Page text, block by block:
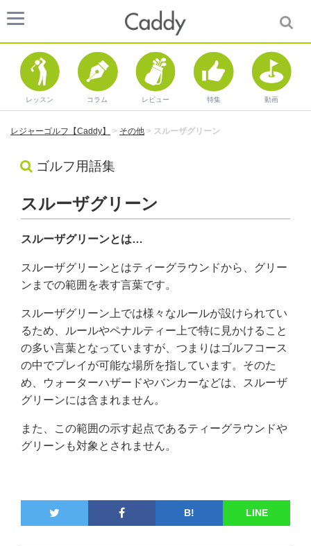
レッスン コラム レビュー 特集 動画
レジャーゴルフ【Caddy】 > その他 > スルーザグリーン
ゴルフ用語集
スルーザグリーン
スルーザグリーンとは…
スルーザグリーンとはティーグラウンドから、グリー
ンまでの範囲を表す言葉です。
スルーザグリーン上では様々なルールが設けられてい
るため、ルールやペナルティー上で特に見かけること
の多い言葉となっていますが、つまりはゴルフコース
の中でプレイが可能な場所を指しています。そのた
め、ウォーターハザードやバンカーなどは、スルーザ
グリーンには含まれません。
また、この範囲の示す起点であるティーグラウンドや
グリーンも対象とされません。
B! LINE